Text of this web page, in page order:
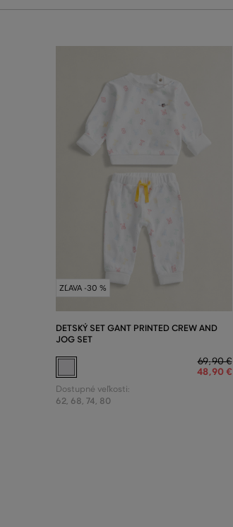
ZĽAVA -30 %
DETSKÝ SET GANT PRINTED CREW AND
JOG SET
69,90 €
48,90 €
Dostupné veľkosti:
62, 68, 74, 80